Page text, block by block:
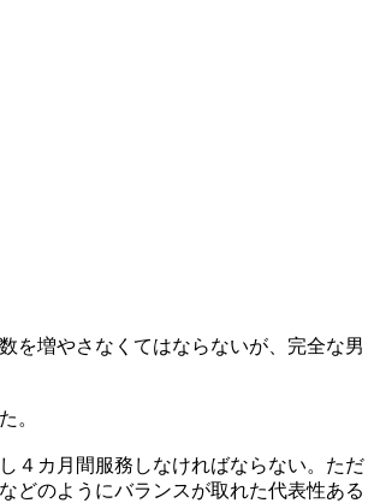
を増やさなくてはならないが、完全な男
。
４カ月間服務しなければならない。ただ
どのようにバランスが取れた代表性ある